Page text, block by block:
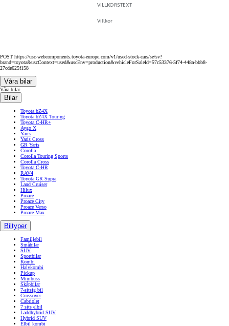
VILLKORSTEXT
Villkor
POST https://usc-webcomponents.toyota-europe.com/v1/used-stock-cars/se/sv?
brand=toyota&uscContext=used&uscEnv=production&vehicleForSaleId=57c53376-5f74-448a-bbb8-
27cde625f158
Våra bilar
Våra bilar
Bilar
Toyota bZ4X
Toyota bZ4X Touring
Toyota C-HR+
Aygo X
Yaris
Yaris Cross
GR Yaris
Corolla
Corolla Touring Sports
Corolla Cross
Toyota C-HR
RAV4
Toyota GR Supra
Land Cruiser
Hilux
Proace
Proace City
Proace Verso
Proace Max
Biltyper
Familjebil
Småbilar
SUV
Sportbilar
Kombi
Halvkombi
Pickup
Minibuss
Skåpbilar
7-sitsig bil
Crossover
Cabriolet
7 sits elbil
Laddhybrid SUV
Hybrid SUV
Elbil kombi